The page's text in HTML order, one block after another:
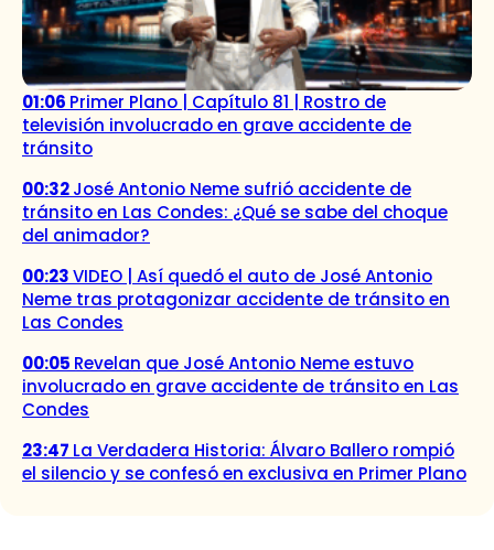
01:06 Primer Plano | Capítulo 81 | Rostro de
televisión involucrado en grave accidente de
tránsito
00:32José Antonio Neme sufrió accidente de
tránsito en Las Condes: ¿Qué se sabe del choque
del animador?
00:23VIDEO | Así quedó el auto de José Antonio
Neme tras protagonizar accidente de tránsito en
Las Condes
00:05 Revelan que José Antonio Neme estuvo
involucrado en grave accidente de tránsito en Las
Condes
23:47 La Verdadera Historia: Álvaro Ballero rompió
el silencio y se confesó en exclusiva en Primer Plano